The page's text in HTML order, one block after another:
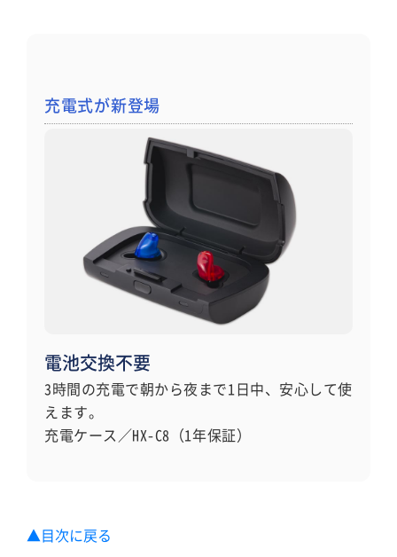
充電式が新登場
電池交換不要
3時間の充電で朝から夜まで1日中、安心して使
えます。
充電ケース／HX-C8（1年保証）
▲目次に戻る